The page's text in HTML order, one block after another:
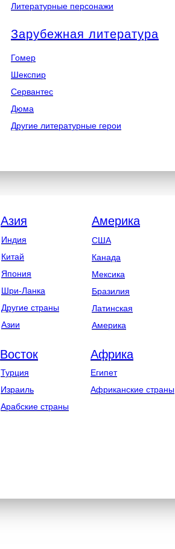
Литературные персонажи
Зарубежная литература
Гомер
Шекспир
Сервантес
Дюма
Другие литературные герои
Египет
Африканские страны
Африка
США
Канада
Мексика
Бразилия
Латинская
Америка
Америка
Индия
Китай
Япония
Шри-Ланка
Другие страны
Азии
Азия
Восток
Турция
Израиль
Арабские страны